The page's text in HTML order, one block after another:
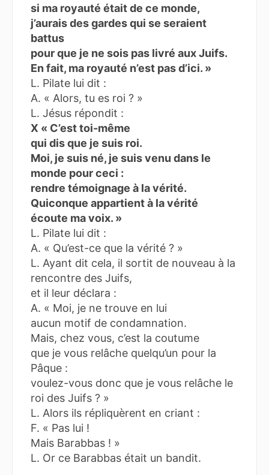
si ma royauté était de ce monde,
j’aurais des gardes qui se seraient
battus
pour que je ne sois pas livré aux Juifs.
En fait, ma royauté n’est pas d’ici. »
L. Pilate lui dit :
A. « Alors, tu es roi ? »
L. Jésus répondit :
X « C’est toi-même
qui dis que je suis roi.
Moi, je suis né, je suis venu dans le
monde pour ceci :
rendre témoignage à la vérité.
Quiconque appartient à la vérité
écoute ma voix. »
L. Pilate lui dit :
A. « Qu’est-ce que la vérité ? »
L. Ayant dit cela, il sortit de nouveau à la
rencontre des Juifs,
et il leur déclara :
A. « Moi, je ne trouve en lui
aucun motif de condamnation.
Mais, chez vous, c’est la coutume
que je vous relâche quelqu’un pour la
Pâque :
voulez-vous donc que je vous relâche le
roi des Juifs ? »
L. Alors ils répliquèrent en criant :
F. « Pas lui !
Mais Barabbas ! »
L. Or ce Barabbas était un bandit.